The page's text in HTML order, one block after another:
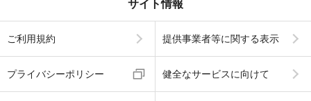
サイト情報
ご利用規約 提供事業者等に関する表示
プライバシーポリシー 健全なサービスに向けて